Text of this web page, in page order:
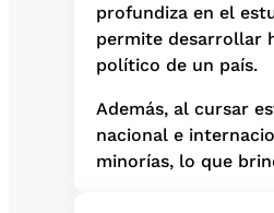
profundiza en el
permite desarrollar
político de un país.
Además, al cursar
nacional e
minorías, lo que